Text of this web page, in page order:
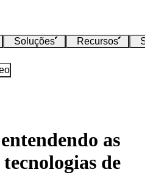
Soluções Recursos
as
de